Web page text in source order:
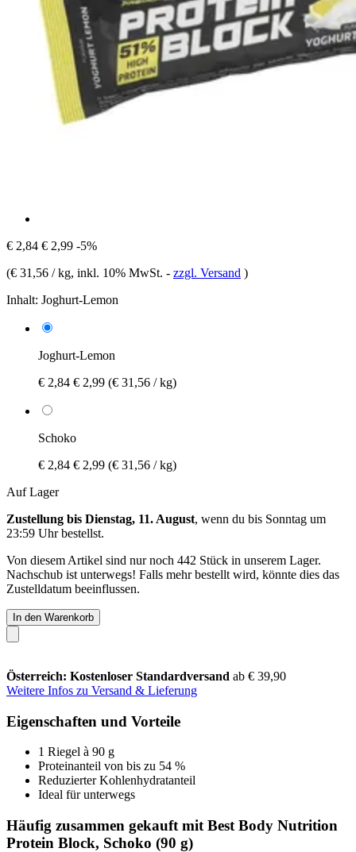
€ 2,84 € 2,99 -5%
(€ 31,56 / kg, inkl. 10% MwSt. - zzgl. Versand )
Inhalt: Joghurt-Lemon
Joghurt-Lemon
€ 2,84 € 2,99 (€ 31,56 / kg)
Schoko
€ 2,84 € 2,99 (€ 31,56 / kg)
Auf Lager
Zustellung bis Dienstag, 11. August, wenn du bis Sonntag um
23:59 Uhrbestellst.
Von diesem Artikel sind nur noch 442 Stück in unserem Lager.
Nachschub ist unterwegs! Falls mehr bestellt wird, könnte dies das
Zustelldatum beeinflussen.
In den Warenkorb
Österreich: Kostenloser Standardversand ab € 39,90
Weitere Infos zu Versand & Lieferung
Eigenschaften und Vorteile
1 Riegel à 90 g
Proteinanteil von bis zu 54 %
Reduzierter Kohlenhydratanteil
Ideal für unterwegs
Häufig zusammen gekauft mit Best Body Nutrition
Protein Block, Schoko (90 g)